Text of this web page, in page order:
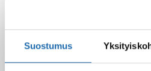
Suostumus